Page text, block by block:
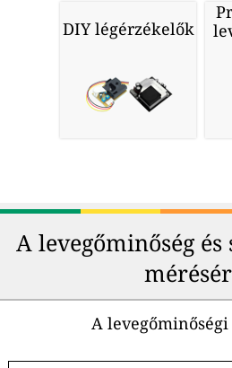
DIY légérzékelők
A levegőminőség és
A